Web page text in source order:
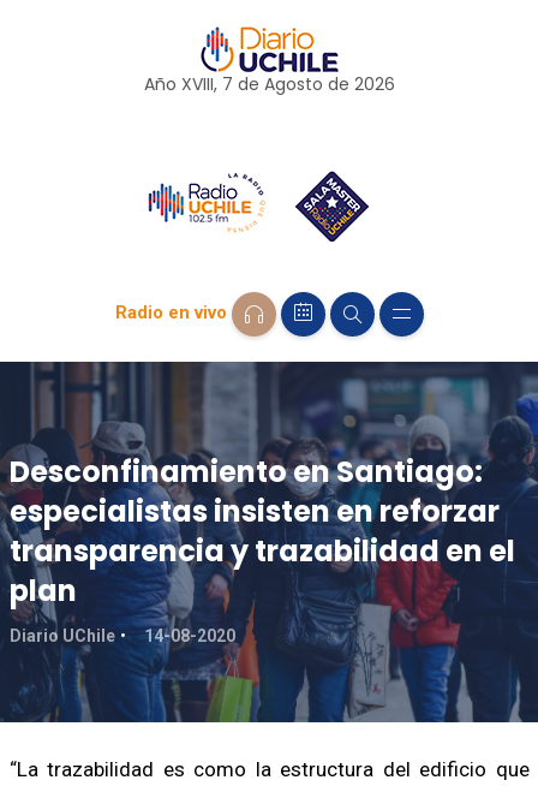
Año XVIII, 7 de Agosto de 2026
Radio en vivo
Desconfinamiento en Santiago:
especialistas insisten en reforzar
transparencia y trazabilidad en el
plan
Diario UChile 14-08-2020
“La trazabilidad es como la estructura del edificio que